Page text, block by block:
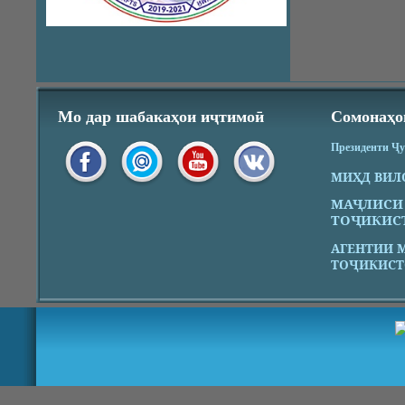
Мо дар шабакаҳои иҷтимоӣ
Президенти
МИҲД
АГЕНТИИ